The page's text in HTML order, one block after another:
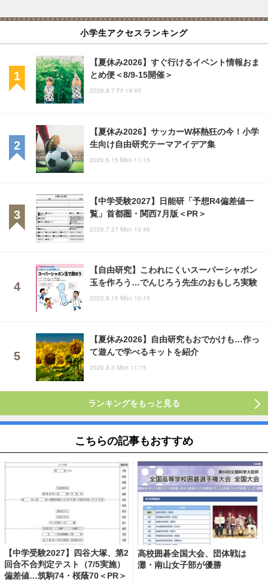
小学生アクセスランキング
【夏休み2026】すぐ行けるイベント情報おま
とめ便＜8/9-15開催＞
2026.8.7 Fri 19:45
【夏休み2026】サッカーW杯熱狂の今！小学
生向け自由研究テーマアイデア集
2026.6.15 Mon 11:15
【中学受験2027】日能研「予想R4偏差値一
覧」首都圏・関西7月版＜PR＞
2026.7.27 Mon 13:46
【自由研究】こわれにくいスーパーシャボン
玉を作ろう…でんじろう先生のおもしろ実験
2022.8.15 Mon 10:15
【夏休み2026】自由研究もおでかけも…作っ
て遊んで学べるキットを紹介
2026.8.3 Mon 11:15
ランキングをもっと見る
こちらの記事もおすすめ
【中学受験2027】四谷大塚、第2
回合不合判定テスト（7/5実施）
偏差値…筑駒74・桜蔭70＜PR＞
高校囲碁全国大会、団体戦は
灘・南山女子部が優勝